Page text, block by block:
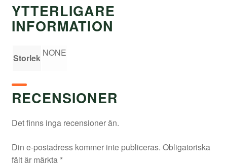
YTTERLIGARE
INFORMATION
Storlek NONE
RECENSIONER
Det finns inga recensioner än.
Din e-postadress kommer inte publiceras. Obligatoriska
fält är märkta *